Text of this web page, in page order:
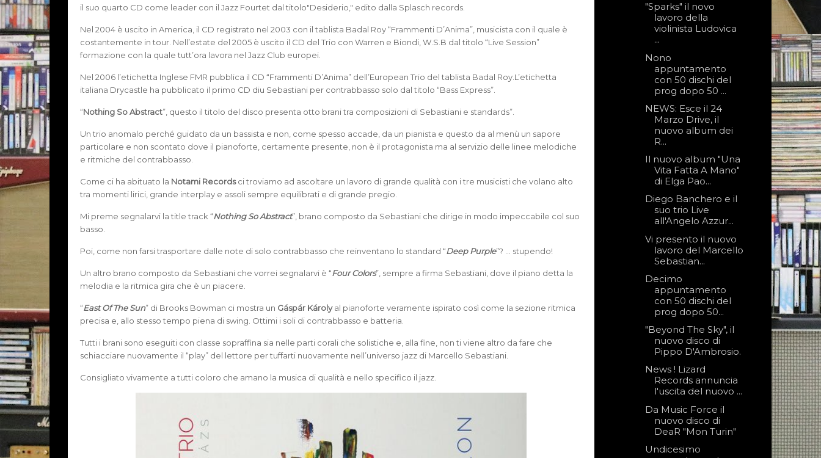
il suo quarto CD come leader con il Jazz Fourtet dal titolo"Desiderio," edito dalla Splasch records.
Nel 2004 è uscito in America, il CD registrato nel 2003 con il tablista Badal Roy “Frammenti D’Anima”, musicista con il quale è
costantemente in tour. Nell’estate del 2005 è uscito il CD del Trio con Warren e Biondi, W.S.B dal titolo “Live Session”
formazione con la quale tutt’ora lavora nel Jazz Club europei.
Nel 2006 l’etichetta Inglese FMR pubblica il CD “Frammenti D’Anima” dell’European Trio del tablista Badal Roy.L’etichetta
italiana Drycastle ha pubblicato il primo CD diu Sebastiani per contrabbasso solo dal titolo “Bass Express”.
“Nothing So Abstract”, questo il titolo del disco presenta otto brani tra composizioni di Sebastiani e standards”.
Un trio anomalo perché guidato da un bassista e non, come spesso accade, da un pianista e questo da al menù un sapore
particolare e non scontato dove il pianoforte, certamente presente, non è il protagonista ma al servizio delle linee melodiche
e ritmiche del contrabbasso.
Come ci ha abituato la Notami Recordsci troviamo ad ascoltare un lavoro di grande qualità con i tre musicisti che volano alto
tra momenti lirici, grande interplay e assoli sempre equilibrati e di grande pregio.
Mi preme segnalarvi la title track “Nothing So Abstract”, brano composto da Sebastiani che dirige in modo impeccabile col suo
basso.
Poi, come non farsi trasportare dalle note di solo contrabbasso che reinventano lo standard “Deep Purple”? … stupendo!
Un altro brano composto da Sebastiani che vorrei segnalarvi è “Four Colors”, sempre a firma Sebastiani, dove il piano detta la
melodia e la ritmica gira che è un piacere.
“East Of The Sun” di Brooks Bowman ci mostra un Gáspár Károlyal pianoforte veramente ispirato così come la sezione ritmica
precisa e, allo stesso tempo piena di swing. Ottimi i soli di contrabbasso e batteria.
Tutti i brani sono eseguiti con classe sopraffina sia nelle parti corali che solistiche e, alla fine, non ti viene altro da fare che
schiacciare nuovamente il “play” del lettore per tuffarti nuovamente nell’universo jazz di Marcello Sebastiani.
Consigliato vivamente a tutti coloro che amano la musica di qualità e nello specifico il jazz.
"Sparks" il novo
lavoro della
violinista Ludovica
...
Nono
appuntamento
con 50 dischi del
prog dopo 50 ...
NEWS: Esce il 24
Marzo Drive, il
nuovo album dei
R...
Il nuovo album "Una
Vita Fatta A Mano"
di Elga Pao...
Diego Banchero e il
suo trio Live
all'Angelo Azzur...
Vi presento il nuovo
lavoro del Marcello
Sebastian...
Decimo
appuntamento
con 50 dischi del
prog dopo 50...
"Beyond The Sky", il
nuovo disco di
Pippo D'Ambrosio.
News ! Lizard
Records annuncia
l'uscita del nuovo ...
Da Music Force il
nuovo disco di
DeaR "Mon Turin"
Undicesimo